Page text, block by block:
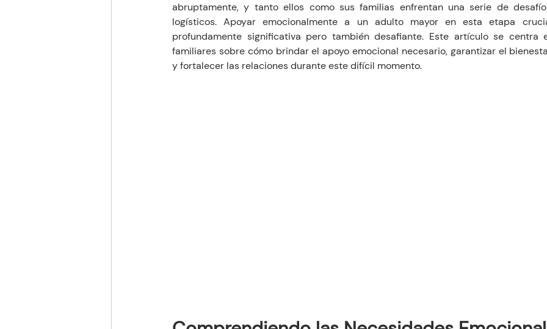
abruptamente, y tanto ellos como sus familias enfrentan una serie de
logísticos. Apoyar emocionalmente a un adulto mayor en esta etapa
profundamente significativa pero también desafiante. Este artículo se centra
familiares sobre cómo brindar el apoyo emocional necesario, garantizar el
y fortalecer las relaciones durante este difícil momento.